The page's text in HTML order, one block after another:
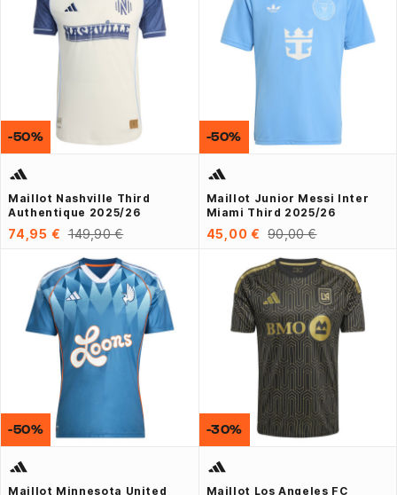
Maillot Nashville Third
Authentique 2025/26
74,95 € 149,90 €
-50%
Maillot Junior Messi Inter
Miami Third 2025/26
45,00 € 90,00 €
-50%
Maillot Minnesota United
-50%
Maillot Los Angeles FC
-30%